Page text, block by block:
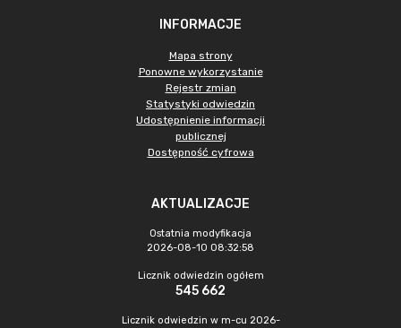
INFORMACJE
Mapa strony
Ponowne wykorzystanie
Rejestr zmian
Statystyki odwiedzin
Udostępnienie informacji
publicznej
Dostępność cyfrowa
AKTUALIZACJE
Ostatnia modyfikacja
2026-08-10 08:32:58
Licznik odwiedzin ogółem
545 662
Licznik odwiedzin w m-cu 2026-